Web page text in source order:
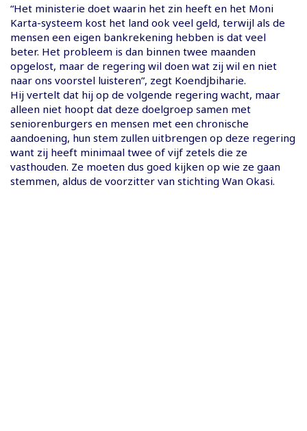
“Het ministerie doet waarin het zin heeft en het Moni
Karta-systeem kost het land ook veel geld, terwijl als de
mensen een eigen bankrekening hebben is dat veel
beter. Het probleem is dan binnen twee maanden
opgelost, maar de regering wil doen wat zij wil en niet
naar ons voorstel luisteren”, zegt Koendjbiharie.
Hij vertelt dat hij op de volgende regering wacht, maar
alleen niet hoopt dat deze doelgroep samen met
seniorenburgers en mensen met een chronische
aandoening, hun stem zullen uitbrengen op deze regering
want zij heeft minimaal twee of vijf zetels die ze
vasthouden. Ze moeten dus goed kijken op wie ze gaan
stemmen, aldus de voorzitter van stichting Wan Okasi.